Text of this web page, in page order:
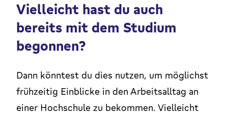
Vielleicht hast du auch
bereits mit dem Studium
begonnen?
Dann könntest du dies nutzen, um möglichst
frühzeitig Einblicke in den Arbeitsalltag an
einer Hochschule zu bekommen. Vielleicht